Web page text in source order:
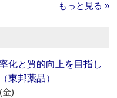
もっと見る »
化と質的向上を目指し
東邦薬品）
金)